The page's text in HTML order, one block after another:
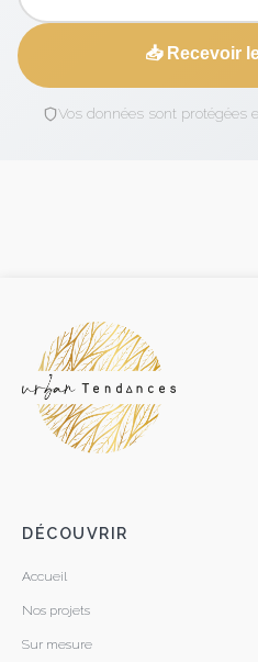
📥 Recevoir
Vos données sont protégées
DÉCOUVRIR
Accueil
Nos projets
Sur mesure